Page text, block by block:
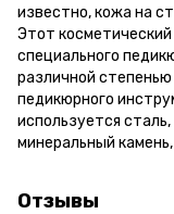
известно, кожа на
Этот
специального
различной
педикюрного
используется
минеральный
Отзывы